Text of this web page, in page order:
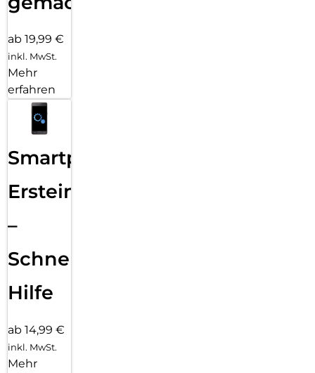
ab 19,99 €
inkl. MwSt.
Mehr
erfahren
Smartphone
Ersteinrichtung
–
Schnelle
Hilfe
ab 14,99 €
inkl. MwSt.
Mehr